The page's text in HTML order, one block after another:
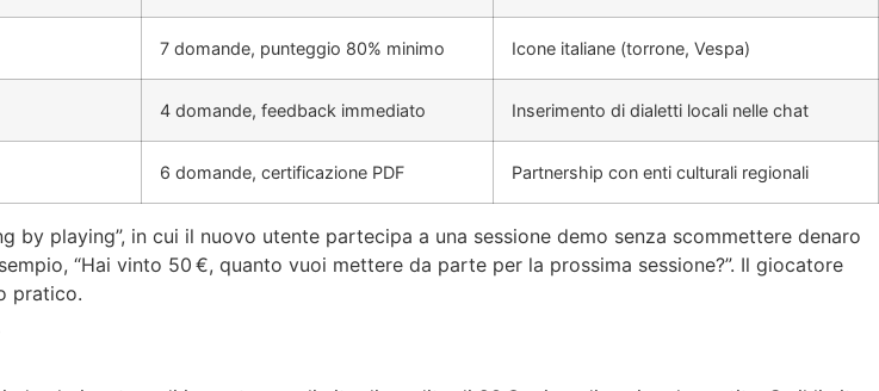
7 domande, punteggio 80% minimo Icone italiane (torrone, Vespa)
4 domande, feedback immediato Inserimento di dialetti locali nelle chat
6 domande, certificazione PDF Partnership con enti culturali regionali
by playing”, in cui il nuovo utente partecipa a una sessione demo senza scommettere denaro
“Hai vinto 50 €, quanto vuoi mettere da parte per la prossima sessione?”. Il giocatore
pratico.